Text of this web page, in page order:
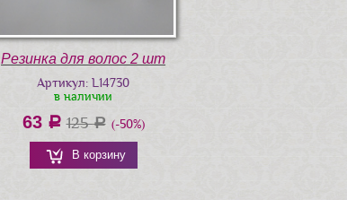
Резинка для волос 2 шт
Артикул: L14730
в наличии
63 a 125a (-50%)
В корзину